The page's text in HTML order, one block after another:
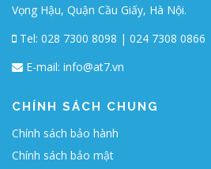
Vọng Hậu, Quận Cầu Giấy, Hà Nội.
Tel: 028 7300 8098 | 024 7308 0866
E-mail: info@at7.vn
CHÍNH SÁCH CHUNG
Chính sách bảo hành
Chính sách bảo mật